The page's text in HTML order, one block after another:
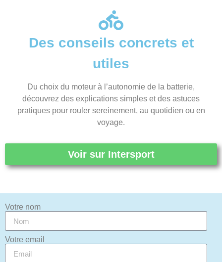
Des conseils concrets et
utiles
Du choix du moteur à l’autonomie de la batterie,
découvrez des explications simples et des astuces
pratiques pour rouler sereinement, au quotidien ou en
voyage.
Voir sur Intersport
Votre nom
Votre email